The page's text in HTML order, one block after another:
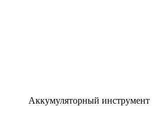
Аккумуляторный инструмент